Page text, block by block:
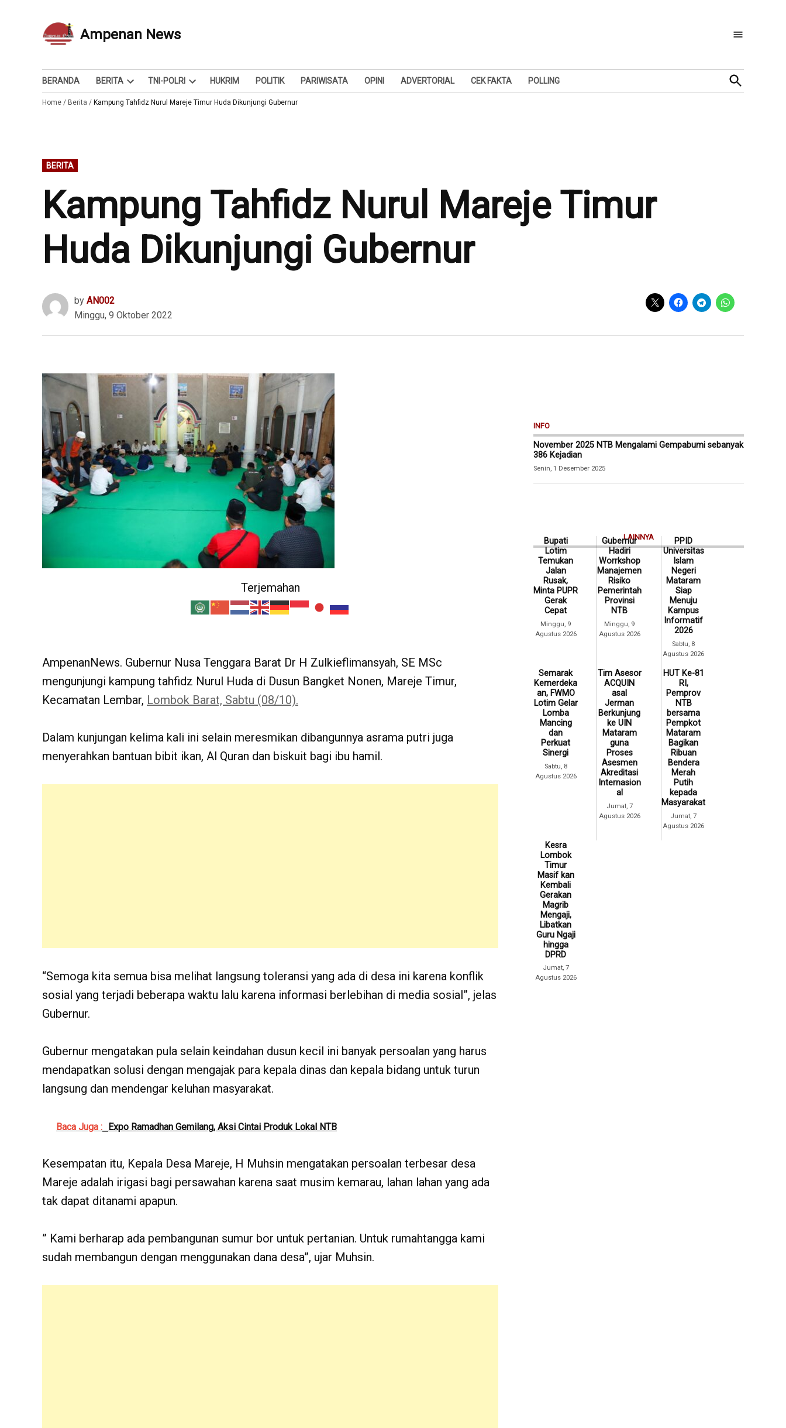
Ampenan News
Berita dan Info
BERANDA BERITA
Open
dropdown
TNI-POLRI
Open
dropdown
HUKRIM POLITIK PARIWISATA OPINI ADVERTORIAL CEK FAKTA POLLING
Open
Search
Home / Berita / Kampung Tahfidz Nurul Mareje Timur Huda Dikunjungi Gubernur
POSTED
IN
BERITA
Kampung Tahfidz Nurul Mareje Timur
Huda Dikunjungi Gubernur
by AN002
Minggu, 9 Oktober 2022
Terjemahan
AmpenanNews. Gubernur Nusa Tenggara Barat Dr H Zulkieflimansyah, SE MSc
mengunjungi kampung tahfidz Nurul Huda di Dusun Bangket Nonen, Mareje Timur,
Kecamatan Lembar, Lombok Barat, Sabtu (08/10).
Dalam kunjungan kelima kali ini selain meresmikan dibangunnya asrama putri juga
menyerahkan bantuan bibit ikan, Al Quran dan biskuit bagi ibu hamil.
“Semoga kita semua bisa melihat langsung toleransi yang ada di desa ini karena konflik
sosial yang terjadi beberapa waktu lalu karena informasi berlebihan di media sosial”, jelas
Gubernur.
Gubernur mengatakan pula selain keindahan dusun kecil ini banyak persoalan yang harus
mendapatkan solusi dengan mengajak para kepala dinas dan kepala bidang untuk turun
langsung dan mendengar keluhan masyarakat.
Baca Juga : Expo Ramadhan Gemilang, Aksi Cintai Produk Lokal NTB
Kesempatan itu, Kepala Desa Mareje, H Muhsin mengatakan persoalan terbesar desa
Mareje adalah irigasi bagi persawahan karena saat musim kemarau, lahan lahan yang ada
tak dapat ditanami apapun.
” Kami berharap ada pembangunan sumur bor untuk pertanian. Untuk rumahtangga kami
sudah membangun dengan menggunakan dana desa”, ujar Muhsin.
INFO
November 2025 NTB Mengalami Gempabumi sebanyak
386 Kejadian
Senin, 1 Desember 2025
LAINNYA
Bupati
Lotim
Temukan
Jalan
Rusak,
Minta PUPR
Gerak
Cepat
Minggu, 9
Agustus 2026
Gubernur
Hadiri
Worrkshop
Manajemen
Risiko
Pemerintah
Provinsi
NTB
Minggu, 9
Agustus 2026
PPID
Universitas
Islam
Negeri
Mataram
Siap
Menuju
Kampus
Informatif
2026
Sabtu, 8
Agustus 2026
Semarak
Kemerdeka
an, FWMO
Lotim Gelar
Lomba
Mancing
dan
Perkuat
Sinergi
Sabtu, 8
Agustus 2026
Tim Asesor
ACQUIN
asal
Jerman
Berkunjung
ke UIN
Mataram
guna
Proses
Asesmen
Akreditasi
Internasion
al
Jumat, 7
Agustus 2026
HUT Ke-81
RI,
Pemprov
NTB
bersama
Pempkot
Mataram
Bagikan
Ribuan
Bendera
Merah
Putih
kepada
Masyarakat
Jumat, 7
Agustus 2026
Kesra
Lombok
Timur
Masif kan
Kembali
Gerakan
Magrib
Mengaji,
Libatkan
Guru Ngaji
hingga
DPRD
Jumat, 7
Agustus 2026